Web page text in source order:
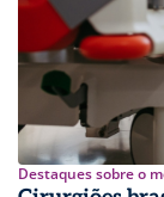
Destaques sobre o